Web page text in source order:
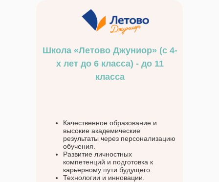
Школа «Летово Джуниор» (с 4-
х лет до 6 класса) - до 11
класса
Качественное образование и
высокие академические
результаты через персонализацию
обучения.
Развитие личностных
компетенций и подготовка к
карьерному пути будущего.
Технологии и инновации.